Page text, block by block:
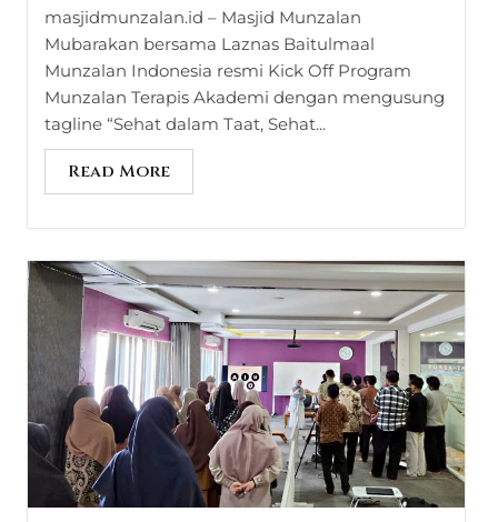
masjidmunzalan.id – Masjid Munzalan
Mubarakan bersama Laznas Baitulmaal
Munzalan Indonesia resmi Kick Off Program
Munzalan Terapis Akademi dengan mengusung
tagline “Sehat dalam Taat, Sehat...
Read More